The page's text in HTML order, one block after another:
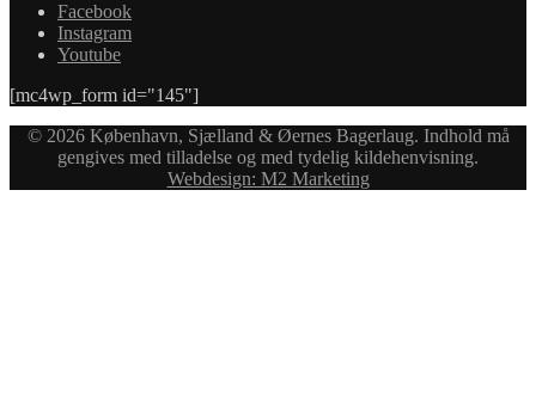
Facebook
Instagram
Youtube
[mc4wp_form id="145"]
© 2026 København, Sjælland & Øernes Bagerlaug. Indhold må
gengives med tilladelse og med tydelig kildehenvisning.
Webdesign: M2 Marketing